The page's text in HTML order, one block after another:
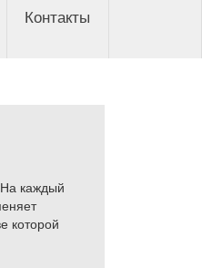
Контакты
каждый
которой